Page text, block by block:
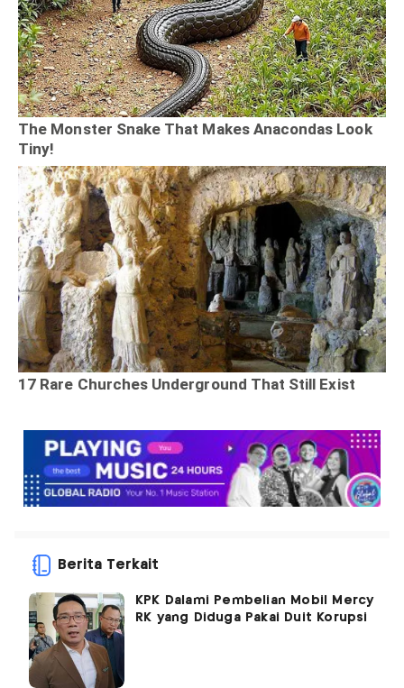
Berita Terkait
KPK Dalami Pembelian Mobil Mercy
RK yang Diduga Pakai Duit Korupsi